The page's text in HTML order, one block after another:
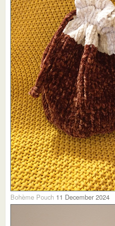
Bohème Pouch 11 December 2024